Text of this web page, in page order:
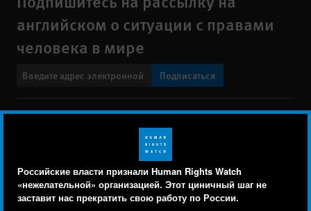
Российские власти признали Human Rights Watch
«нежелательной» организацией. Этот циничный шаг не
заставит нас прекратить свою работу по России.
английском о ситуации с правами
человека в мире
Подписаться
Свяжитесь с нами
menu
Заявление о политике конфиденциальности
Карта сайта
Text Version